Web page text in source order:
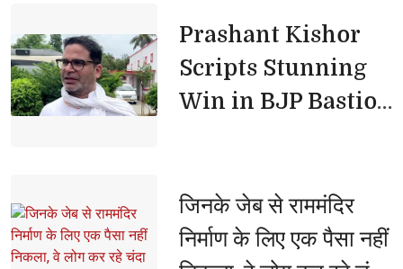
Prashant Kishor
Scripts Stunning
Win in BJP Bastion
जिनके जेब से राममंदिर
निर्माण के लिए एक पैसा नहीं